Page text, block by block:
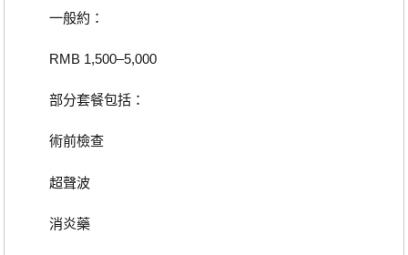
一般約：
RMB 1,500–5,000
部分套餐包括：
術前檢查
超聲波
消炎藥